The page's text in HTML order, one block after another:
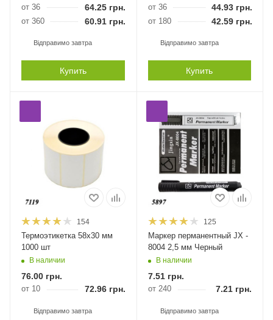
от 36 64.25 грн.
от 360 60.91 грн.
Відправимо завтра
Купить
от 36 44.93грн.
от 180 42.59грн.
Відправимо завтра
Купить
154
Термоэтикетка 58х30 мм
1000 шт
В наличии
76.00 грн.
от 10 72.96 грн.
Відправимо завтра
125
Маркер перманентный JX -
8004 2,5 мм Черный
В наличии
7.51грн.
от 240 7.21 грн.
Відправимо завтра